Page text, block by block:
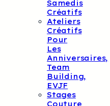
Samedis
Créatifs
Ateliers
Créatifs
Pour
Les
Anniversaires,
Team
Building,
EVJF
Stages
Couture